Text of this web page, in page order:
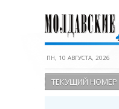
ПН, 10 АВГУСТА, 2026
ТЕКУЩИЙ НОМЕР